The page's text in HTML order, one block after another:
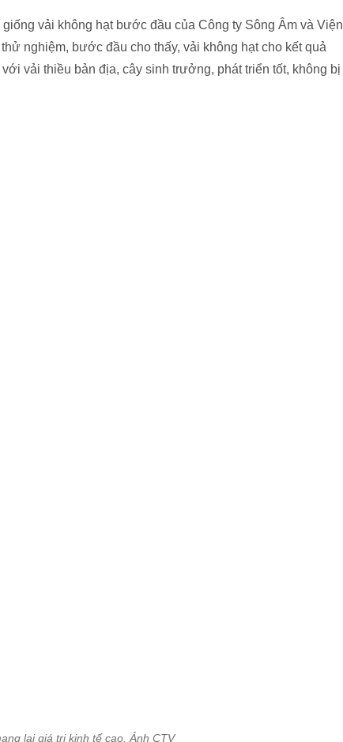
vải không hạt bước đầu của Công ty Sông Âm và Viện
nghiệm, bước đầu cho thấy, vải không hạt cho kết quả
vải thiều bản địa, cây sinh trưởng, phát triển tốt, không bị
lại giá trị kinh tế cao. Ảnh CTV